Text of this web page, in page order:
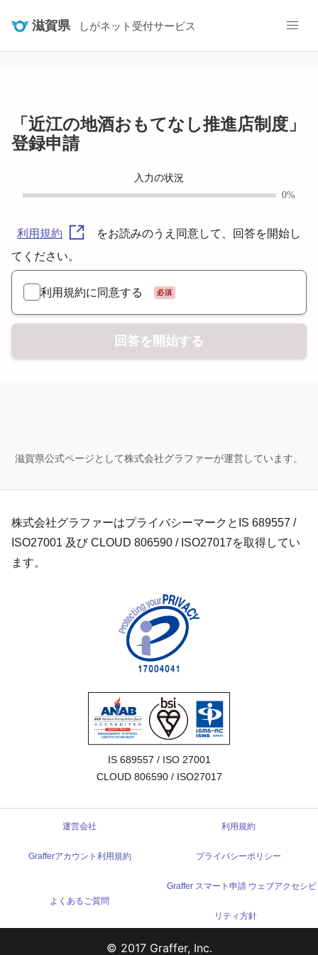
滋賀県 しがネット受付サービス
「近江の地酒おもてなし推進店制度」
登録申請
入力の状況
0%
利用規約
をお読みのうえ同意して、回答を開始し
てください。
利用規約に同意する 必須
回答を開始する
滋賀県公式ページとして株式会社グラファーが運営しています。
株式会社グラファーはプライバシーマークとIS 689557 /
ISO27001 及び CLOUD 806590 / ISO27017を取得してい
ます。
IS 689557 / ISO 27001
CLOUD 806590 / ISO27017
運営会社 利用規約
Grafferアカウント利用規約 プライバシーポリシー
よくあるご質問
Graffer スマート申請 ウェブアクセシビ
リティ方針
© 2017 Graffer, Inc.